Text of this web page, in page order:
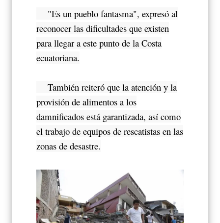
"Es un pueblo fantasma", expresó al
reconocer las dificultades que existen
para llegar a este punto de la Costa
ecuatoriana.
También reiteró que la atención y la
provisión de alimentos a los
damnificados está garantizada, así como
el trabajo de equipos de rescatistas en las
zonas de desastre.